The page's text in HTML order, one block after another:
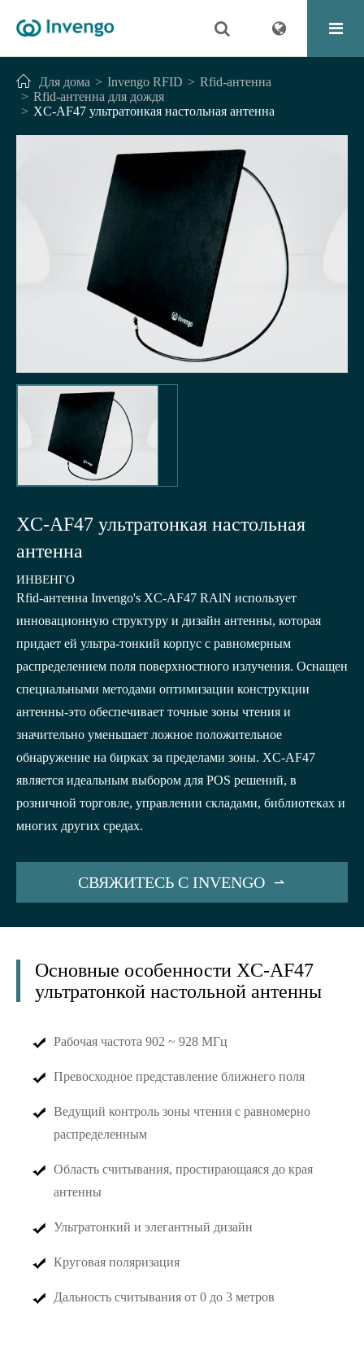
Для дома Invengo RFID
Rfid-антенна
Rfid-антенна для дождя
XC-AF47 ультратонкая настольная антенна
XC-AF47 ультратонкая настольная
антенна
ИНВЕНГО
Rfid-антенна Invengo's XC-AF47 RAlN использует
инновационную структуру и дизайн антенны, которая
придает ей ультра-тонкий корпус с равномерным
распределением поля поверхностного излучения. Оснащен
специальными методами оптимизации конструкции
антенны-это обеспечивает точные зоны чтения и
значительно уменьшает ложное положительное
обнаружение на бирках за пределами зоны. XC-AF47
является идеальным выбором для POS решений, в
розничной торговле, управлении складами, библиотеках и
многих других средах.
СВЯЖИТЕСЬ С INVENGO 
Основные особенности XC-AF47
ультратонкой настольной антенны
Рабочая частота 902 ~ 928 МГц
Превосходное представление ближнего поля
Ведущий контроль зоны чтения с равномерно
распределенным
Область считывания, простирающаяся до края
антенны
Ультратонкий и элегантный дизайн
Круговая поляризация
Дальность считывания от 0 до 3 метров